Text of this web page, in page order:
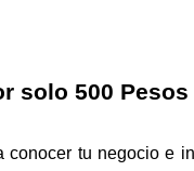
solo 500 Pesos
tu negocio e